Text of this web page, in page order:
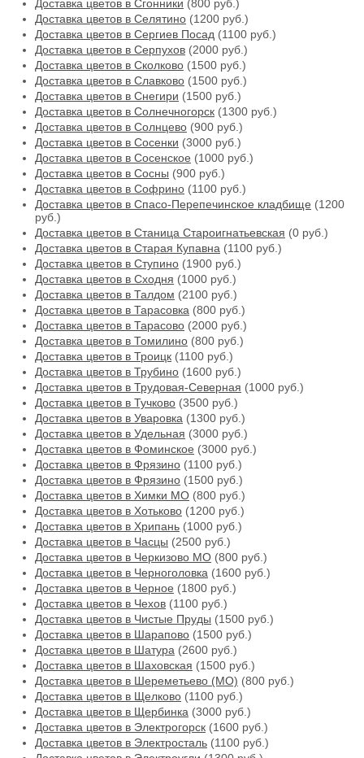
Доставка цветов в Сгонники (800 руб.)
Доставка цветов в Селятино (1200 руб.)
Доставка цветов в Сергиев Посад (1100 руб.)
Доставка цветов в Серпухов (2000 руб.)
Доставка цветов в Сколково (1500 руб.)
Доставка цветов в Славково (1500 руб.)
Доставка цветов в Снегири (1500 руб.)
Доставка цветов в Солнечногорск (1300 руб.)
Доставка цветов в Солнцево (900 руб.)
Доставка цветов в Сосенки (3000 руб.)
Доставка цветов в Сосенское (1000 руб.)
Доставка цветов в Сосны (900 руб.)
Доставка цветов в Софрино (1100 руб.)
Доставка цветов в Спасо-Перепечинское кладбище (1200
руб.)
Доставка цветов в Станица Староигнатьевская (0 руб.)
Доставка цветов в Старая Купавна (1100 руб.)
Доставка цветов в Ступино (1900 руб.)
Доставка цветов в Сходня (1000 руб.)
Доставка цветов в Талдом (2100 руб.)
Доставка цветов в Тарасовка (800 руб.)
Доставка цветов в Тарасово (2000 руб.)
Доставка цветов в Томилино (800 руб.)
Доставка цветов в Троицк (1100 руб.)
Доставка цветов в Трубино (1600 руб.)
Доставка цветов в Трудовая-Северная (1000 руб.)
Доставка цветов в Тучково (3500 руб.)
Доставка цветов в Уваровка (1300 руб.)
Доставка цветов в Удельная (3000 руб.)
Доставка цветов в Фоминское (3000 руб.)
Доставка цветов в Фрязино (1100 руб.)
Доставка цветов в Фрязино (1500 руб.)
Доставка цветов в Химки МО (800 руб.)
Доставка цветов в Хотьково (1200 руб.)
Доставка цветов в Хрипань (1000 руб.)
Доставка цветов в Часцы (2500 руб.)
Доставка цветов в Черкизово МО (800 руб.)
Доставка цветов в Черноголовка (1600 руб.)
Доставка цветов в Черное (1800 руб.)
Доставка цветов в Чехов (1100 руб.)
Доставка цветов в Чистые Пруды (1500 руб.)
Доставка цветов в Шарапово (1500 руб.)
Доставка цветов в Шатура (2600 руб.)
Доставка цветов в Шаховская (1500 руб.)
Доставка цветов в Шереметьево (МО) (800 руб.)
Доставка цветов в Щелково (1100 руб.)
Доставка цветов в Щербинка (3000 руб.)
Доставка цветов в Электрогорск (1600 руб.)
Доставка цветов в Электросталь (1100 руб.)